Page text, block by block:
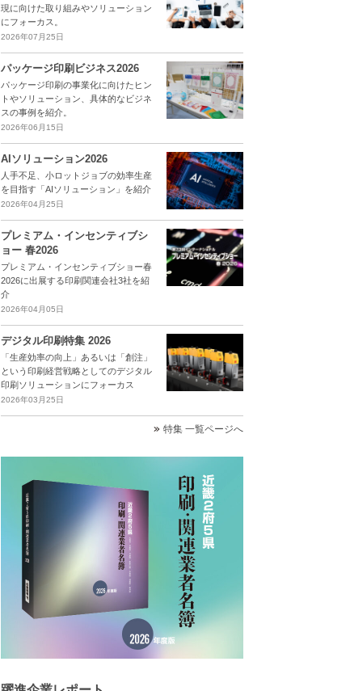
現に向けた取り組みやソリューション
にフォーカス。
2026年07月25日
パッケージ印刷ビジネス2026
パッケージ印刷の事業化に向けたヒン
トやソリューション、具体的なビジネ
スの事例を紹介。
2026年06月15日
AIソリューション2026
人手不足、小ロットジョブの効率生産
を目指す「AIソリューション」を紹介
2026年04月25日
プレミアム・インセンティブシ
ョー 春2026
プレミアム・インセンティブショー春
2026に出展する印刷関連会社3社を紹
介
2026年04月05日
デジタル印刷特集 2026
「生産効率の向上」あるいは「創注」
という印刷経営戦略としてのデジタル
印刷ソリューションにフォーカス
2026年03月25日
特集 一覧ページへ